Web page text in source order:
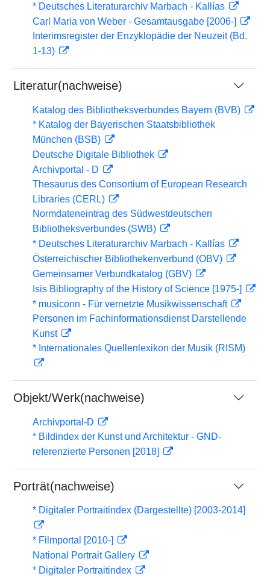
* Deutsches Literaturarchiv Marbach - Kallías
Carl Maria von Weber - Gesamtausgabe [2006-]
Interimsregister der Enzyklopädie der Neuzeit (Bd.
1-13)
Literatur(nachweise)
Katalog des Bibliotheksverbundes Bayern (BVB)
* Katalog der Bayerischen Staatsbibliothek
München (BSB)
Deutsche Digitale Bibliothek
Archivportal - D
Thesaurus des Consortium of European Research
Libraries (CERL)
Normdateneintrag des Südwestdeutschen
Bibliotheksverbundes (SWB)
* Deutsches Literaturarchiv Marbach - Kallías
Österreichischer Bibliothekenverbund (OBV)
Gemeinsamer Verbundkatalog (GBV)
Isis Bibliography of the History of Science [1975-]
* musiconn - Für vernetzte Musikwissenschaft
Personen im Fachinformationsdienst Darstellende
Kunst
* Internationales Quellenlexikon der Musik (RISM)
Objekt/Werk(nachweise)
Archivportal-D
* Bildindex der Kunst und Architektur - GND-
referenzierte Personen [2018]
Porträt(nachweise)
* Digitaler Portraitindex (Dargestellte) [2003-2014]
* Filmportal [2010-]
National Portrait Gallery
* Digitaler Portraitindex